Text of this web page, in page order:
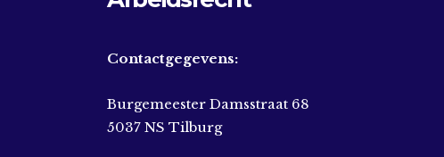
Contactgegevens:
Burgemeester Damsstraat 68
5037 NS Tilburg